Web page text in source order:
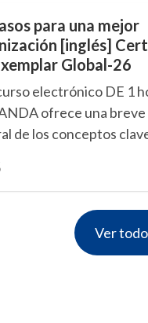
para una mejor
[inglés]
Global-26
electrónico DE 1
ofrece una
de los conceptos
certificado.
Estandarizar,
Ver